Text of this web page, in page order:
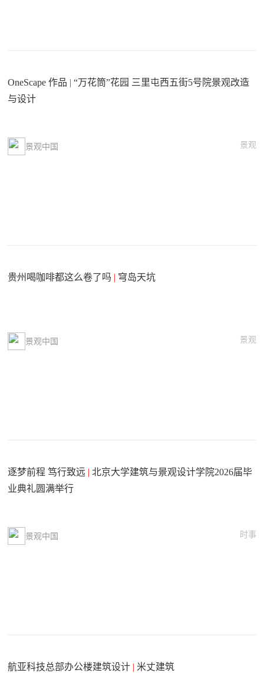
OneScape 作品 | “万花筒”花园 三里屯西五街5号院景观改造
与设计
景观中国 景观
贵州喝咖啡都这么卷了吗 | 穹岛天坑
景观中国 景观
逐梦前程 笃行致远 | 北京大学建筑与景观设计学院2026届毕
业典礼圆满举行
景观中国 时事
航亚科技总部办公楼建筑设计 | 米丈建筑